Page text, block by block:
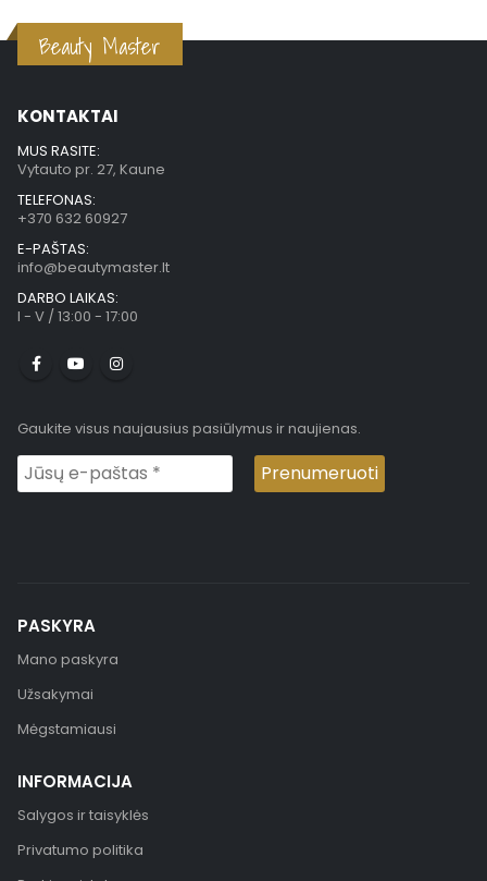
Beauty Master
KONTAKTAI
MUS RASITE:
Vytauto pr. 27, Kaune
TELEFONAS:
+370 632 60927
E-PAŠTAS:
info@beautymaster.lt
DARBO LAIKAS:
I - V / 13:00 - 17:00
Gaukite visus naujausius pasiūlymus ir naujienas.
PASKYRA
Mano paskyra
Užsakymai
Mėgstamiausi
INFORMACIJA
Salygos ir taisyklės
Privatumo politika